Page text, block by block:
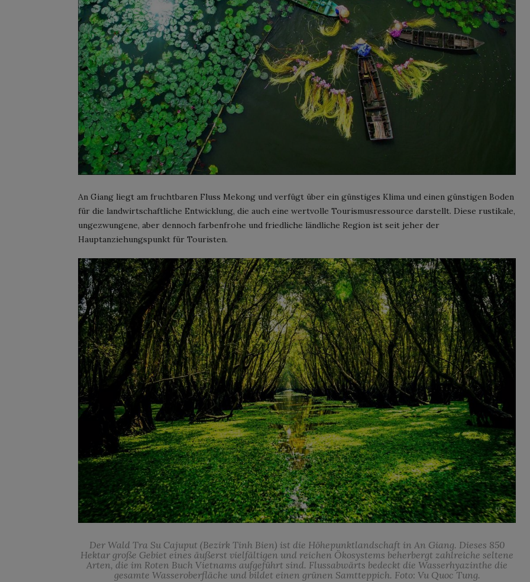
An Giang liegt am fruchtbaren Fluss Mekong und verfügt über ein günstiges Klima und einen günstigen Boden
für die landwirtschaftliche Entwicklung, die auch eine wertvolle Tourismusressource darstellt. Diese rustikale,
ungezwungene, aber dennoch farbenfrohe und friedliche ländliche Region ist seit jeher der
Hauptanziehungspunkt für Touristen.
Der Wald Tra Su Cajuput (Bezirk Tinh Bien) ist die Höhepunktlandschaft in An Giang. Dieses 850
Hektar große Gebiet eines äußerst vielfältigen und reichen Ökosystems beherbergt zahlreiche seltene
Arten, die im Roten Buch Vietnams aufgeführt sind. Flussabwärts bedeckt die Wasserhyazinthe die
gesamte Wasseroberfläche und bildet einen grünen Samtteppich. Foto: Vu Quoc Tung.